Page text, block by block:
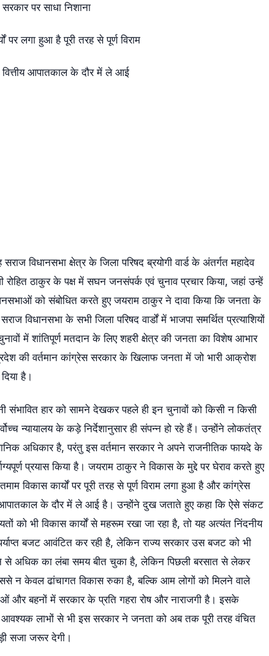
पर साधा निशाना
पर लगा हुआ है पूरी तरह से पूर्ण विराम
आपातकाल के दौर में ले आई
विधानसभा क्षेत्र के जिला परिषद ब्रयोगी वार्ड के अंतर्गत महादेव
रोहित ठाकुर के पक्ष में सघन जनसंपर्क एवं चुनाव प्रचार किया, जहां उन्हें
को संबोधित करते हुए जयराम ठाकुर ने दावा किया कि जनता के
विधानसभा के सभी जिला परिषद वार्डों में भाजपा समर्थित प्रत्याशियों
में शांतिपूर्ण मतदान के लिए शहरी क्षेत्र की जनता का विशेष आभार
की वर्तमान कांग्रेस सरकार के खिलाफ जनता में जो भारी आक्रोश
है।
संभावित हार को सामने देखकर पहले ही इन चुनावों को किसी न किसी
न्यायालय के कड़े निर्देशानुसार ही संपन्न हो रहे हैं। उन्होंने लोकतंत्र
अधिकार है, परंतु इस वर्तमान सरकार ने अपने राजनीतिक फायदे के
प्रयास किया है। जयराम ठाकुर ने विकास के मुद्दे पर घेराव करते हुए
विकास कार्यों पर पूरी तरह से पूर्ण विराम लगा हुआ है और कांग्रेस
आपातकाल के दौर में ले आई है। उन्होंने दुख जताते हुए कहा कि ऐसे संकट
भी विकास कार्यों से महरूम रखा जा रहा है, तो यह अत्यंत निंदनीय
बजट आवंटित कर रही है, लेकिन राज्य सरकार उस बजट को भी
से अधिक का लंबा समय बीत चुका है, लेकिन पिछली बरसात से लेकर
न केवल ढांचागत विकास रुका है, बल्कि आम लोगों को मिलने वाले
और बहनों में सरकार के प्रति गहरा रोष और नाराजगी है। इसके
लाभों से भी इस सरकार ने जनता को अब तक पूरी तरह वंचित
सजा जरूर देगी।